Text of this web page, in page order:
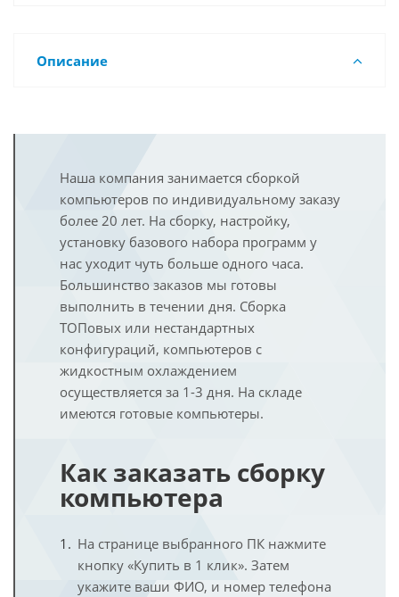
Описание
Наша компания занимается сборкой
компьютеров по индивидуальному заказу
более 20 лет. На сборку, настройку,
установку базового набора программ у
нас уходит чуть больше одного часа.
Большинство заказов мы готовы
выполнить в течении дня. Сборка
ТОПовых или нестандартных
конфигураций, компьютеров с
жидкостным охлаждением
осуществляется за 1-3 дня. На складе
имеются готовые компьютеры.
Как заказать сборку
компьютера
На странице выбранного ПК нажмите
кнопку «Купить в 1 клик». Затем
укажите ваши ФИО, и номер телефона